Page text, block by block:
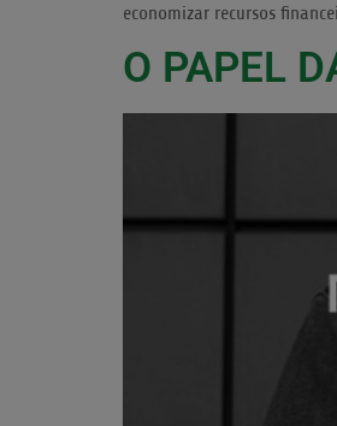
economizar recursos
O PAPEL